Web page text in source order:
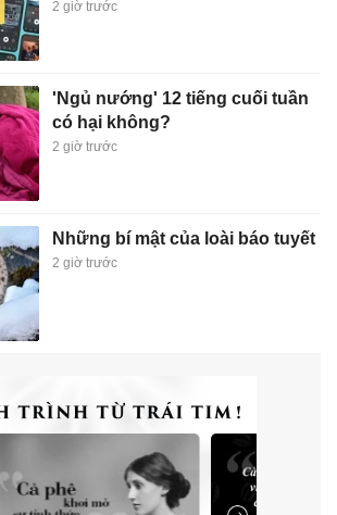
2 giờ trước
'Ngủ nướng' 12 tiếng cuối tuần
có hại không?
2 giờ trước
Những bí mật của loài báo tuyết
2 giờ trước